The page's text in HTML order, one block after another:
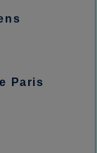
Paris